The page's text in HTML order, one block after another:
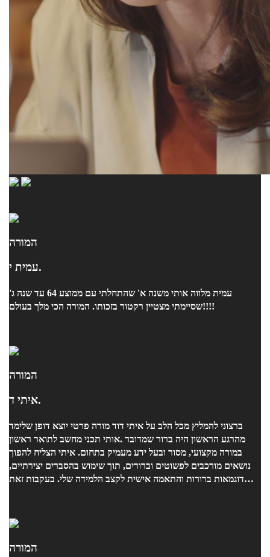
המורה
עמית י.
עמית מלווה אותי משנה א' שהתחלתי עם ממוצע 64 עד שנה ג'
שסיימתי מצטיין רקטור בזכותו. המורה הכי מלך בעולם!!!!
המורה
איתי ד.
אותי תכני מחשב לתואר ראשון. ‎מהרגע הראשון היה ברור שמדובר
במורה מקצועי, מסור ובעל ידע מעמיק בתחום. איתי הצליח להפוך
נושאים מורכבים לפשוטים וברורים, תוך שימוש בהסברים יצירתיים,
דוגמאות ברורות והתאמה אישית לקצב הלמידה שלי. בעקבות זאת
המורה